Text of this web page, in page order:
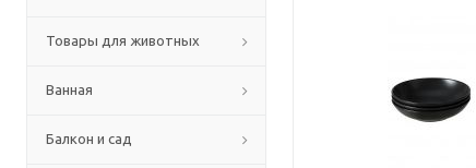
Товары для животных
Ванная
Балкон и сад